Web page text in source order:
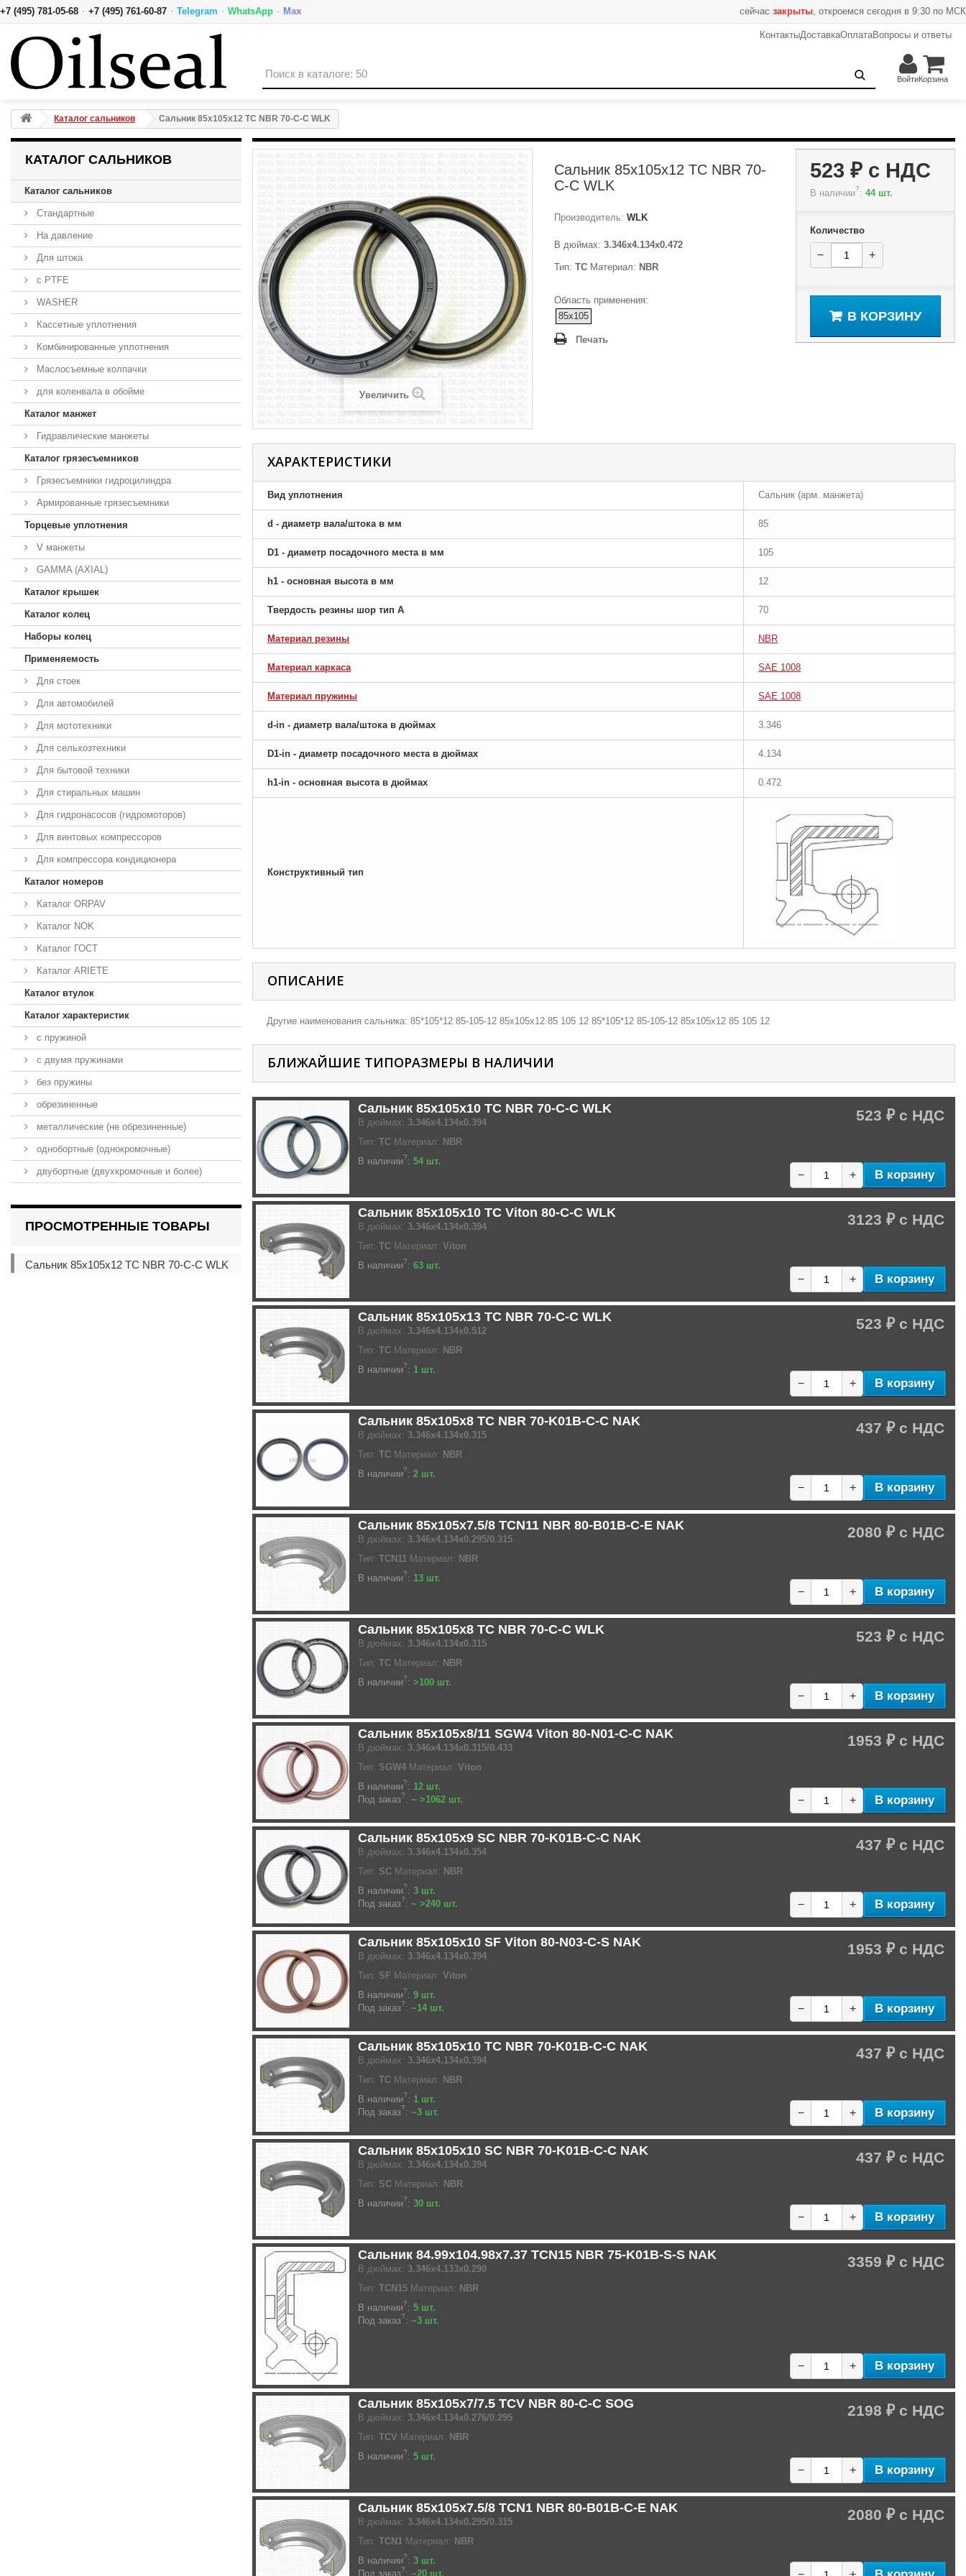
+7 (495) 781-05-68 · +7 (495) 761-60-87 · Telegram · WhatsApp · Max сейчас закрыты, откроемся сегодня в 9:30 по МСК
КонтактыДоставкаОплатаВопросы и ответы
ВойтиКорзина
Каталог сальников Сальник 85x105x12 TC NBR 70-C-C WLK
КАТАЛОГ САЛЬНИКОВ
Каталог сальников
Стандартные
На давление
Для штока
с PTFE
WASHER
Кассетные уплотнения
Комбинированные уплотнения
Маслосъемные колпачки
для коленвала в обойме
Каталог манжет
Гидравлические манжеты
Каталог грязесъемников
Грязесъемники гидроцилиндра
Армированные грязесъемники
Торцевые уплотнения
V манжеты
GAMMA (AXIAL)
Каталог крышек
Каталог колец
Наборы колец
Применяемость
Для стоек
Для автомобилей
Для мототехники
Для сельхозтехники
Для бытовой техники
Для стиральных машин
Для гидронасосов (гидромоторов)
Для винтовых компрессоров
Для компрессора кондиционера
Каталог номеров
Каталог ORPAV
Каталог NOK
Каталог ГОСТ
Каталог ARIETE
Каталог втулок
Каталог характеристик
с пружиной
с двумя пружинами
без пружины
обрезиненные
металлические (не обрезиненные)
однобортные (однокромочные)
двубортные (двухкромочные и более)
ПРОСМОТРЕННЫЕ ТОВАРЫ
Сальник 85x105x12 TC NBR 70-C-C WLK
Увеличить
Сальник 85x105x12 TC NBR 70-
C-C WLK
Производитель: WLK
В дюймах: 3.346x4.134x0.472
Тип: TC Материал: NBR
Область применения:
85x105
Печать
523 ₽с НДС
В наличии?: 44 шт.
Количество
− +
В КОРЗИНУ
Сальник 85x105x12 TC NBR 70-C-C WLK + В корзину
ХАРАКТЕРИСТИКИ
Вид уплотнения Сальник (арм. манжета)
d - диаметр вала/штока в мм 85
D1 - диаметр посадочного места в мм 105
h1 - основная высота в мм 12
Твердость резины шор тип A 70
Материал резины NBR
Материал каркаса SAE 1008
Материал пружины SAE 1008
d-in - диаметр вала/штока в дюймах 3.346
D1-in - диаметр посадочного места в дюймах 4.134
h1-in - основная высота в дюймах 0.472
Конструктивный тип
ОПИСАНИЕ
Другие наименования сальника: 85*105*12 85-105-12 85х105х12 85 105 12 85*105*12 85-105-12 85х105х12 85 105 12
БЛИЖАЙШИЕ ТИПОРАЗМЕРЫ В НАЛИЧИИ
Сальник 85x105x10 TC NBR 70-C-C WLK
В дюймах: 3.346x4.134x0.394
Тип: TC Материал: NBR
В наличии?: 54 шт.
523 ₽
− + В корзину
Сальник 85x105x10 TC Viton 80-C-C WLK
В дюймах: 3.346x4.134x0.394
Тип: TC Материал: Viton
В наличии?: 63 шт.
3123 ₽
− + В корзину
Сальник 85x105x13 TC NBR 70-C-C WLK
В дюймах: 3.346x4.134x0.512
Тип: TC Материал: NBR
В наличии?: 1 шт.
523 ₽
− + В корзину
Сальник 85x105x8 TC NBR 70-K01B-C-C NAK
В дюймах: 3.346x4.134x0.315
Тип: TC Материал: NBR
В наличии?: 2 шт.
437 ₽
− + В корзину
Сальник 85x105x7.5/8 TCN11 NBR 80-B01B-C-E NAK
В дюймах: 3.346x4.134x0.295/0.315
Тип: TCN11 Материал: NBR
В наличии?: 13 шт.
2080 ₽
− + В корзину
Сальник 85x105x8 TC NBR 70-C-C WLK
В дюймах: 3.346x4.134x0.315
Тип: TC Материал: NBR
В наличии?: >100 шт.
523 ₽
− + В корзину
Сальник 85x105x8/11 SGW4 Viton 80-N01-C-C NAK
В дюймах: 3.346x4.134x0.315/0.433
Тип: SGW4 Материал: Viton
В наличии?: 12 шт.
Под заказ?: ~ >1062 шт.
1953 ₽
− + В корзину
Сальник 85x105x9 SC NBR 70-K01B-C-C NAK
В дюймах: 3.346x4.134x0.354
Тип: SC Материал: NBR
В наличии?: 3 шт.
Под заказ?: ~ >240 шт.
437 ₽
− + В корзину
Сальник 85x105x10 SF Viton 80-N03-C-S NAK
В дюймах: 3.346x4.134x0.394
Тип: SF Материал: Viton
В наличии?: 9 шт.
Под заказ?: ~14 шт.
1953 ₽
− + В корзину
Сальник 85x105x10 TC NBR 70-K01B-C-C NAK
В дюймах: 3.346x4.134x0.394
Тип: TC Материал: NBR
В наличии?: 1 шт.
Под заказ?: ~3 шт.
437 ₽
− + В корзину
Сальник 85x105x10 SC NBR 70-K01B-C-C NAK
В дюймах: 3.346x4.134x0.394
Тип: SC Материал: NBR
В наличии?: 30 шт.
437 ₽
− + В корзину
Сальник 84.99x104.98x7.37 TCN15 NBR 75-K01B-S-S NAK
В дюймах: 3.346x4.133x0.290
Тип: TCN15 Материал: NBR
В наличии?: 5 шт.
Под заказ?: ~3 шт.
3359 ₽
− + В корзину
Сальник 85x105x7/7.5 TCV NBR 80-C-C SOG
В дюймах: 3.346x4.134x0.276/0.295
Тип: TCV Материал: NBR
В наличии?: 5 шт.
2198 ₽
− + В корзину
Сальник 85x105x7.5/8 TCN1 NBR 80-B01B-C-E NAK
В дюймах: 3.346x4.134x0.295/0.315
Тип: TCN1 Материал: NBR
В наличии?: 3 шт.
Под заказ?: ~20 шт.
2080 ₽